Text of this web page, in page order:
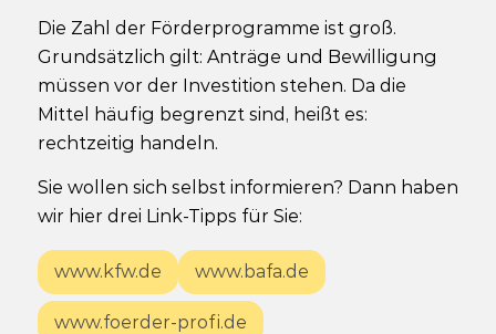
Die Zahl der Förderprogramme ist groß.
Grundsätzlich gilt: Anträge und Bewilligung
müssen vor der Investition stehen. Da die
Mittel häufig begrenzt sind, heißt es:
rechtzeitig handeln.
Sie wollen sich selbst informieren? Dann haben
wir hier drei Link-Tipps für Sie:
www.kfw.de www.bafa.de
www.foerder-profi.de